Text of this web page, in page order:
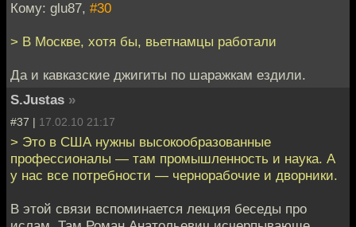
Кому: glu87, #30
> В Москве, хотя бы, вьетнамцы работали
Да и кавказские джигиты по шаражкам ездили.
S.Justas »
#37 | 17.02.10 21:17
> Это в США нужны высокообразованные
профессионалы — там промышленность и наука. А
у нас все потребности — чернорабочие и дворники.
В этой связи вспоминается лекция беседы про